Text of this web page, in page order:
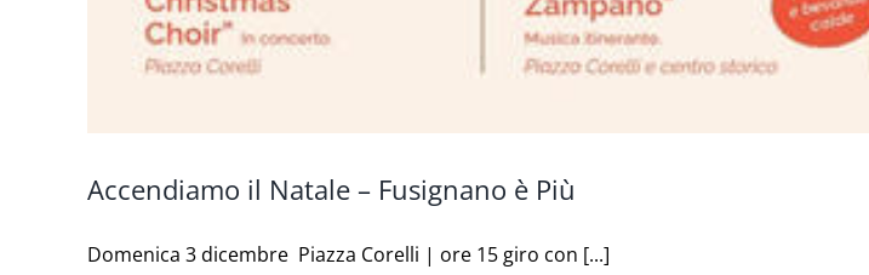
Accendiamo il Natale – Fusignano è Più
Domenica 3 dicembre Piazza Corelli | ore 15 giro con [...]